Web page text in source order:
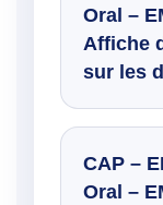
Oral –
Affiche
sur les
CAP –
Oral –